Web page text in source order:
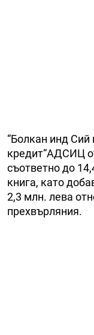
“Болкан инд
кредит“АДСИЦ
съответно до
книга, като
2,3 млн. лева
прехвърляния.